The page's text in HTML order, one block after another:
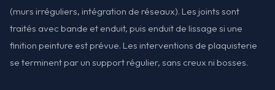
(murs irréguliers, intégration de réseaux). Les joints sont
traités avec bande et enduit, puis enduit de lissage si une
finition peinture est prévue. Les interventions de plaquisterie
se terminent par un support régulier, sans creux ni bosses.